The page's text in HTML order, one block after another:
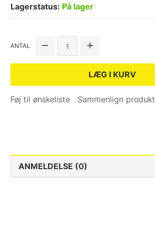
Lagerstatus: På lager
ANTAL
LÆG I KURV
Føj til ønskeliste Sammenlign produkt
ANMELDELSE (0)